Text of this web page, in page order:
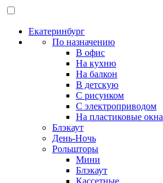
Екатеринбург
По назначению
В офис
На кухню
На балкон
В детскую
С рисунком
С электроприводом
На пластиковые окна
Блэкаут
День-Ночь
Рольшторы
Мини
Блэкаут
Кассетные